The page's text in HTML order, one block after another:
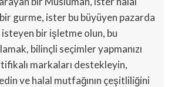
gurme, ister bu büyüyen pazarda
bir işletme olun, bu
bilinçli seçimler yapmanızı
markaları destekleyin,
ve halal mutfağının çeşitliliğini